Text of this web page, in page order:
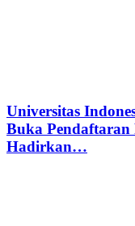
Universitas
Buka
Hadirkan…